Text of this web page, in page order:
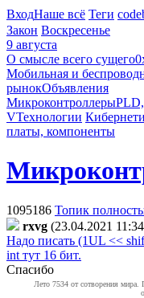
ВходНаше всё Теги
Закон Воскресенье
9 августа
О смысле всего сущего
Мобильная и
рынокОбъявления
Микроконтроллеры
VТехнологии
платы, компоненты
1095186 Топик
rxvg (23.04.2021
Надо писать (1UL <<
int тут 16 бит.
Спасибо
Лето 7534 от сотворения мира.